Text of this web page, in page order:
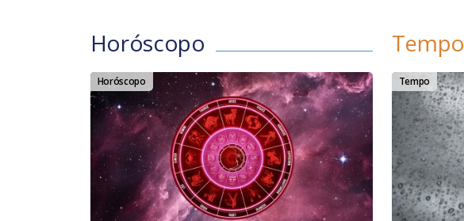
Horóscopo
Horóscopo
Tempo
Tempo